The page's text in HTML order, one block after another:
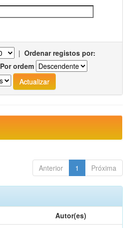
| Ordenar registos por:
Por ordem
Anterior 1 Próxima
Autor(es)